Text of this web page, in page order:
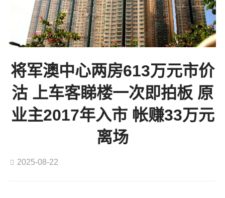
将军澳中心两房613万元市价
沽 上车客睇楼一次即拍板 原
业主2017年入市 帐赚33万元
离场
2025-08-22